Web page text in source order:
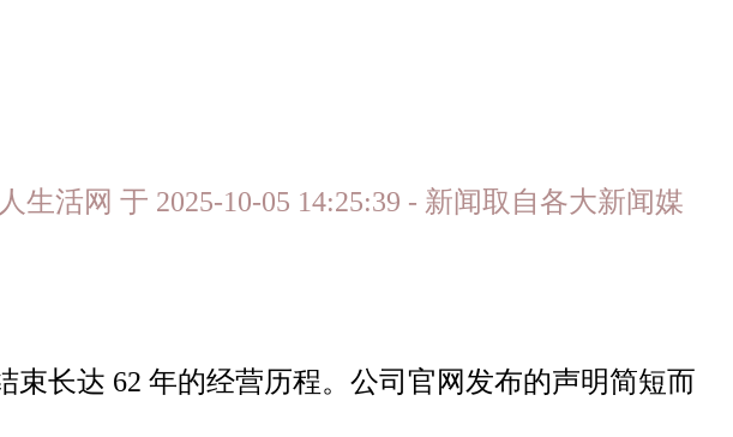
生活网 于 2025-10-05 14:25:39 - 新闻取自各大新闻媒
束长达 62 年的经营历程。公司官网发布的声明简短而